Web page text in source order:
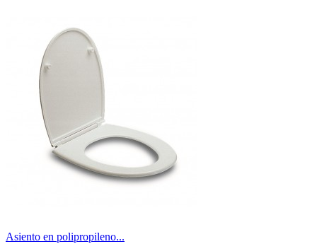
Asiento en polipropileno...